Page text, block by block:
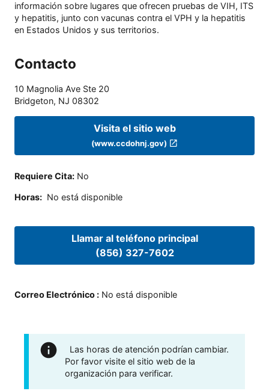
información sobre lugares que ofrecen pruebas de VIH, ITS
y hepatitis, junto con vacunas contra el VPH y la hepatitis
en Estados Unidos y sus territorios.
Contacto
10 Magnolia Ave Ste 20
Bridgeton, NJ 08302
Visita el sitio web
(www.ccdohnj.gov)
Requiere Cita: No
Horas: No está disponible
Llamar al teléfono principal
(856) 327-7602
Correo Electrónico : No está disponible
Las horas de atención podrían cambiar.
Por favor visite el sitio web de la
organización para verificar.